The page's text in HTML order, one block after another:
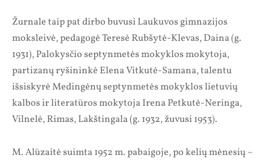
Žurnale taip pat dirbo buvusi Laukuvos gimnazijos
moksleivė, pedagogė Teresė Rubšytė-Klevas, Daina (g.
1931), Palokysčio septynmetės mokyklos mokytoja,
partizanų ryšininkė Elena Vitkutė-Samana, talentu
išsiskyrė Medingėnų septynmetės mokyklos lietuvių
kalbos ir literatūros mokytoja Irena Petkutė-Neringa,
Vilnelė, Rimas, Lakštingala (g. 1932, žuvusi 1953).
M. Alūzaitė suimta 1952 m. pabaigoje, po kelių mėnesių –